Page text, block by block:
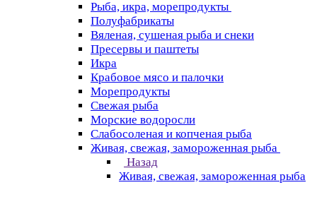
Рыба, икра, морепродукты
Полуфабрикаты
Вяленая, сушеная рыба и снеки
Пресервы и паштеты
Икра
Крабовое мясо и палочки
Морепродукты
Свежая рыба
Морские водоросли
Слабосоленая и копченая рыба
Живая, свежая, замороженная рыба
Назад
Живая, свежая, замороженная рыба